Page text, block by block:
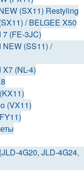
(SX11) Restyling
/ BELGEE X50
(FE-3JC)
(SS11) /
(NL-4)
(VX11)
4G20, JLD-4G24,